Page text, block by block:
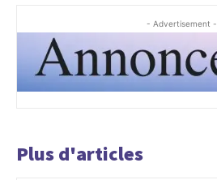
- Advertisement -
Plus d'articles